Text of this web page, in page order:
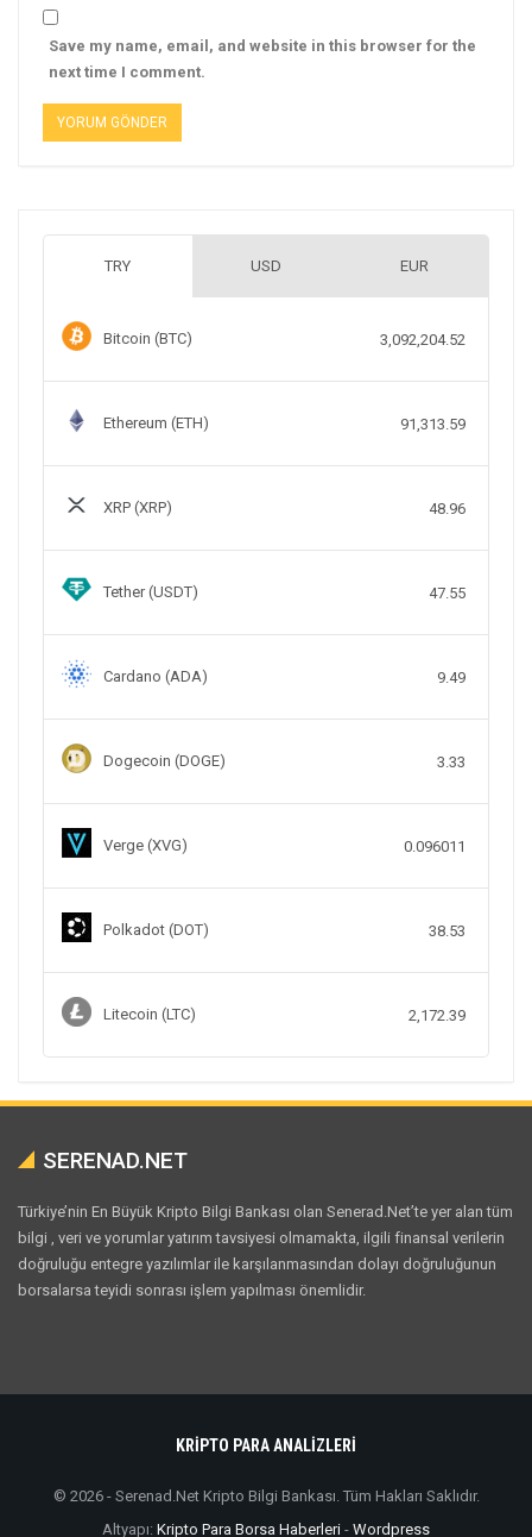
Save my name, email, and website in this browser for the
next time I comment.
TRY USD EUR
Bitcoin (BTC) 3,092,204.52
Ethereum (ETH) 91,313.59
XRP (XRP) 48.96
Tether (USDT) 47.55
Cardano (ADA) 9.49
Dogecoin (DOGE) 3.33
Verge (XVG) 0.096011
Polkadot (DOT) 38.53
Litecoin (LTC) 2,172.39
SERENAD.NET
Türkiye’nin En Büyük Kripto Bilgi Bankası olan Senerad.Net’te yer alan tüm
bilgi , veri ve yorumlar yatırım tavsiyesi olmamakta, ilgili finansal verilerin
doğruluğu entegre yazılımlar ile karşılanmasından dolayı doğruluğunun
borsalarsa teyidi sonrası işlem yapılması önemlidir.
KRİPTO PARA ANALİZLERİ
© 2026 - Serenad.Net Kripto Bilgi Bankası. Tüm Hakları Saklıdır.
Altyapı: Kripto Para Borsa Haberleri - Wordpress